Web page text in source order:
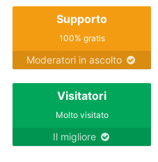
Supporto
100% gratis
Moderatori in ascolto
Visitatori
Molto visitato
Il migliore